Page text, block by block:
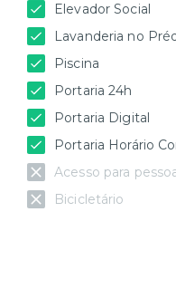
Elevador Social
Lavanderia no
Piscina
Portaria 24h
Portaria Digital
Portaria Horário
Acesso para
Bicicletário